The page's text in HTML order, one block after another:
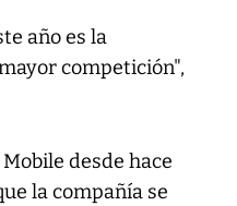
año es la
competición",
desde hace
la compañía se